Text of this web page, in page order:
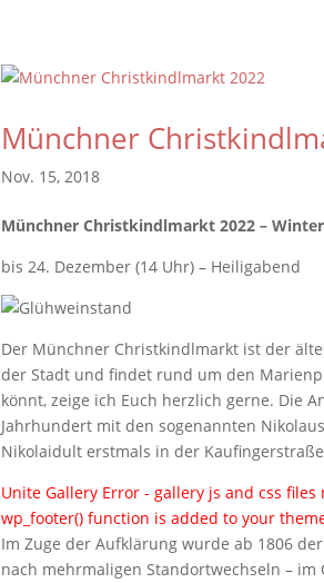
Münchner
Nov. 15, 2018
Münchner Christkindlmarkt 2022 –
bis 24. Dezember (14 Uhr) – Heiligabend
Der Münchner Christkindlmarkt ist der
der Stadt und findet rund um den
könnt, zeige ich Euch herzlich gerne. Die
Jahrhundert mit den sogenannten
Nikolaidult erstmals in der
Unite Gallery Error - gallery js and css
wp_footer() function is added to your
Im Zuge der Aufklärung wurde ab 1806
nach mehrmaligen Standortwechseln –